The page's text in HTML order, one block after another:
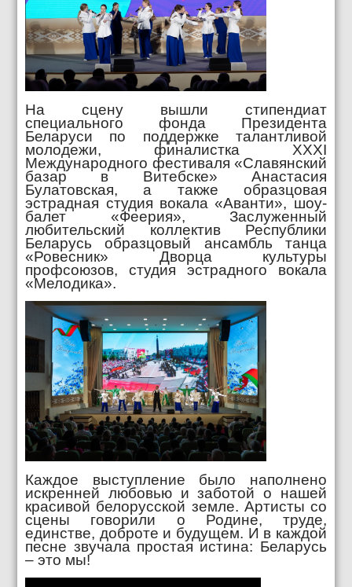
На сцену вышли стипендиат
специального фонда Президента
Беларуси по поддержке талантливой
молодежи, финалистка XXXI
Международного фестиваля «Славянский
базар в Витебске» Анастасия
Булатовская, а также образцовая
эстрадная студия вокала «Аванти», шоу-
балет «Феерия», Заслуженный
любительский коллектив Республики
Беларусь образцовый ансамбль танца
«Ровесник» Дворца культуры
профсоюзов, студия эстрадного вокала
«Мелодика».
Каждое выступление было наполнено
искренней любовью и заботой о нашей
красивой белорусской земле. Артисты со
сцены говорили о Родине, труде,
единстве, доброте и будущем. И в каждой
песне звучала простая истина: Беларусь
– это мы!